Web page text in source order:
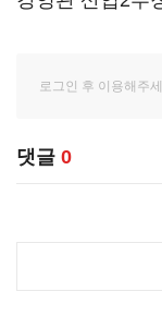
댓글 0